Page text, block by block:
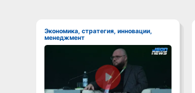
Экономика, стратегия, инновации,
менеджмент